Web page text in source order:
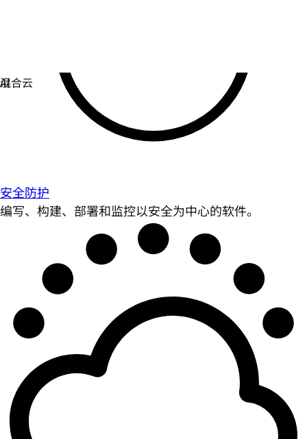
安全防护
编写、构建、部署和监控以安全为中心的软件。